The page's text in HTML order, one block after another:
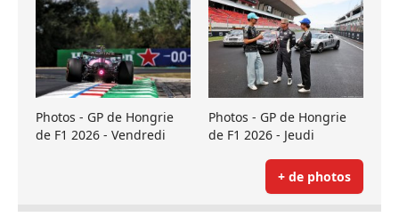
Photos - GP de Hongrie
de F1 2026 - Vendredi
Photos - GP de Hongrie
de F1 2026 - Jeudi
+ de photos